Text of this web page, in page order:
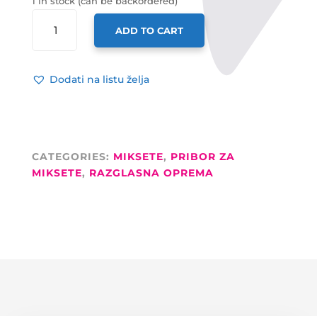
SWITCH,
ULAZ
ZAJEDNO
ILI
ADD TO CART
Dodati na listu želja
CATEGORIES: MIKSETE, PRIBOR ZA
MIKSETE, RAZGLASNA OPREMA